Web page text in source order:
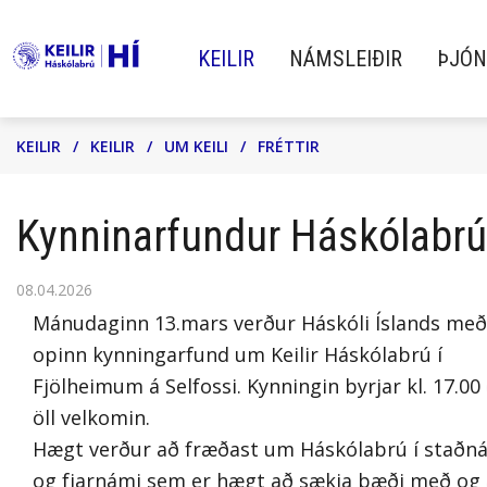
KEILIR
KEILIR
Keilir Háskólabrú Háskóla Íslands
hefur það markmið að bjóða upp á
undirbúningsnám á
framhaldsskólastigi fyrir fullorðna
námsmenn sem vilja opna dyr að
NÁMSLEIÐIR
NÁMSLEIÐIR
Skólar Keilis bjóða upp á fjölbreytt
tækifæri til menntunar sem taka mið
af þörfum og kröfum nútíma
nemenda.
ÞJÓNUSTA
Við hjá Keili leggjum ríka áherslu á að
veita nemendum okkar
framúrskarandi og persónulega
þjónustu.
Leita
KEILIR / KEILIR / UM KEILI / FRÉTTIR
Kynninarfundur
08.04.2026
Mánudaginn 13.mars verður Háskóli Íslands með
opinn kynningarfund um Keilir Háskólabrú í
Fjölheimum á Selfossi. Kynningin byrjar kl. 17.00
öll velkomin.
Hægt verður að fræðast um Háskólabrú í
og fjarnámi sem er hægt að sækja bæði með og